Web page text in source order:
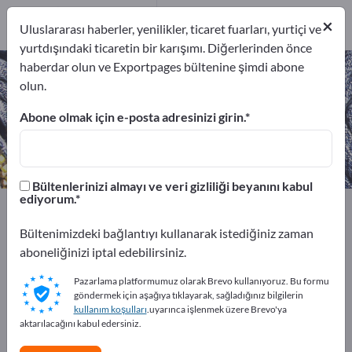
Kürkler – üreticileri ve tedarikçileri
İhracatçıları3
Üreticiler3
Exportpages
Ayakkabılar ve aksesuarlar
Deri Ürünler
Exportpages'te ücretsiz reklam
verin!
İhtiyaçlar – Teklifler – İkinci El Ürünler – İş İletişim
×
Uluslararası haberler, yenilikler, ticaret fuarları, yurtiçi ve
yurtdışındaki ticaretin bir karışımı. Diğerlerinden önce
haberdar olun ve Exportpages bültenine şimdi abone
olun.
Abone olmak için e-posta adresinizi girin.
Bültenlerinizi almayı ve veri gizliliği beyanını kabul
ediyorum.
Bültenimizdeki bağlantıyı kullanarak istediğiniz zaman
aboneliğinizi iptal edebilirsiniz.
Pazarlama platformumuz olarak Brevo kullanıyoruz. Bu formu
göndermek için aşağıya tıklayarak, sağladığınız bilgilerin
kullanım koşulları.uyarınca işlenmek üzere Brevo'ya
aktarılacağını kabul edersiniz.